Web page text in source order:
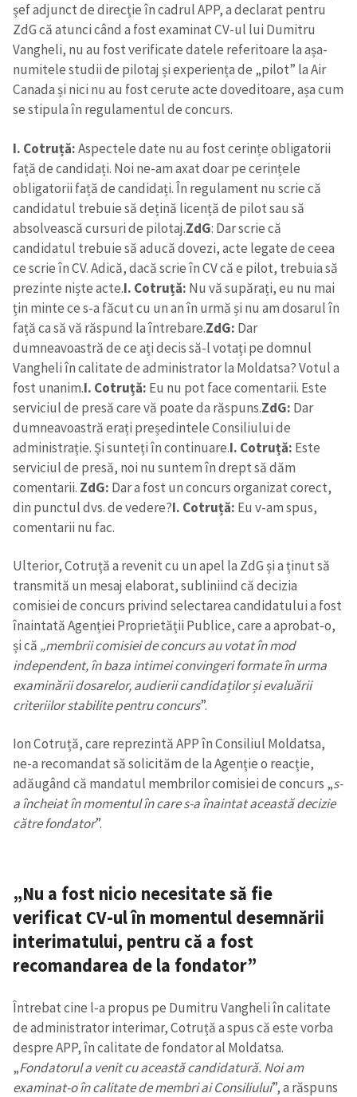
șef adjunct de direcție în cadrul APP, a declarat pentru
ZdG că atunci când a fost examinat CV-ul lui Dumitru
Vangheli, nu au fost verificate datele referitoare la așa-
numitele studii de pilotaj și experiența de „pilot” la Air
Canada și nici nu au fost cerute acte doveditoare, așa cum
se stipula în regulamentul de concurs.
I. Cotruță:Aspectele date nu au fost cerințe obligatorii
față de candidați. Noi ne-am axat doar pe cerințele
obligatorii față de candidați. În regulament nu scrie că
candidatul trebuie să dețină licență de pilot sau să
absolvească cursuri de pilotaj.ZdG: Dar scrie că
candidatul trebuie să aducă dovezi, acte legate de ceea
ce scrie în CV. Adică, dacă scrie în CV că e pilot, trebuia să
prezinte niște acte.I. Cotruță: Nu vă supărați, eu nu mai
țin minte ce s-a făcut cu un an în urmă și nu am dosarul în
față ca să vă răspund la întrebare.ZdG: Dar
dumneavoastră de ce ați decis să-l votați pe domnul
Vangheli în calitate de administrator la Moldatsa? Votul a
fost unanim.I. Cotruță: Eu nu pot face comentarii. Este
serviciul de presă care vă poate da răspuns.ZdG: Dar
dumneavoastră erați președintele Consiliului de
administrație. Și sunteți în continuare.I. Cotruță: Este
serviciul de presă, noi nu suntem în drept să dăm
comentarii. ZdG: Dar a fost un concurs organizat corect,
din punctul dvs. de vedere?I. Cotruță: Eu v-am spus,
comentarii nu fac.
Ulterior, Cotruță a revenit cu un apel la ZdG și a ținut să
transmită un mesaj elaborat, subliniind că decizia
comisiei de concurs privind selectarea candidatului a fost
înaintată Agenției Proprietății Publice, care a aprobat-o,
și că „membrii comisiei de concurs au votat în mod
independent, în baza intimei convingeri formate în urma
examinării dosarelor, audierii candidaților și evaluării
criteriilor stabilite pentru concurs”.
Ion Cotruță, care reprezintă APP în Consiliul Moldatsa,
ne-a recomandat să solicităm de la Agenție o reacție,
adăugând că mandatul membrilor comisiei de concurs „s-
a încheiat în momentul în care s-a înaintat această decizie
către fondator”.
„Nu a fost nicio necesitate să fie
verificat CV-ul în momentul desemnării
interimatului, pentru că a fost
recomandarea de la fondator”
Întrebat cine l-a propus pe Dumitru Vangheli în calitate
de administrator interimar, Cotruță a spus că este vorba
despre APP, în calitate de fondator al Moldatsa.
„Fondatorul a venit cu această candidatură. Noi am
examinat-o în calitate de membri ai Consiliului”, a răspuns